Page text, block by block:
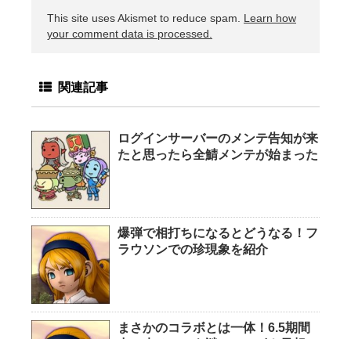
This site uses Akismet to reduce spam. Learn how
your comment data is processed.
関連記事
ログインサーバーのメンテ告知が来
たと思ったら全鯖メンテが始まった
爆弾で相打ちになるとどうなる！フ
ラウソンでの珍現象を紹介
まさかのコラボとは一体！6.5期間